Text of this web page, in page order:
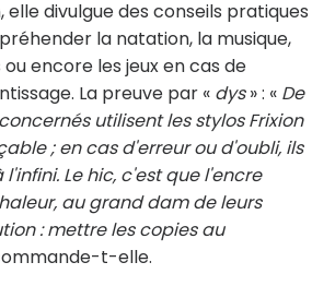
elle divulgue des conseils pratiques
la natation, la musique,
encore les jeux en cas de
La preuve par « dys» : « De
utilisent les stylos Frixion
; en cas d'erreur ou d'oubli, ils
Le hic, c'est que l'encre
au grand dam de leurs
: mettre les copies au
t-elle.